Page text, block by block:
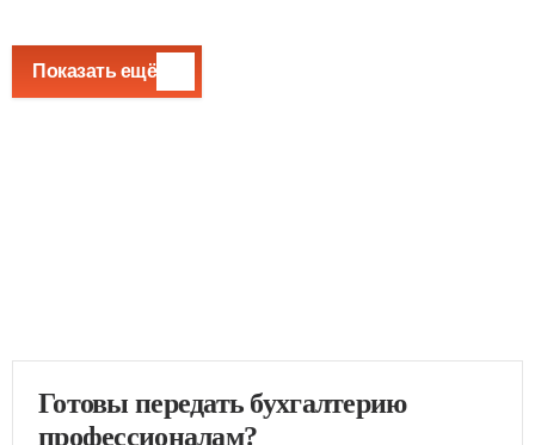
Показать ещё
Готовы передать бухгалтерию
профессионалам?